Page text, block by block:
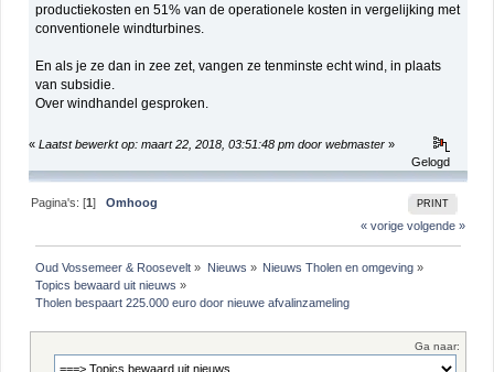
productiekosten en 51% van de operationele kosten in vergelijking met
conventionele windturbines.
En als je ze dan in zee zet, vangen ze tenminste echt wind, in plaats
van subsidie.
Over windhandel gesproken.
« Laatst bewerkt op: maart 22, 2018, 03:51:48 pm door webmaster »
Gelogd
PRINT
Pagina's: [1]Omhoog
« vorige volgende »
Oud Vossemeer & Roosevelt » Nieuws » Nieuws Tholen en omgeving»
Topics bewaard uit nieuws »
Tholen bespaart 225.000 euro door nieuwe afvalinzameling
Ga naar: